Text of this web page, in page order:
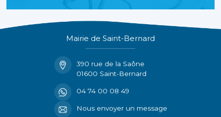
Mairie de Saint-Bernard
390 rue de la Saône
01600 Saint-Bernard
04 74 00 08 49
Nous envoyer un message